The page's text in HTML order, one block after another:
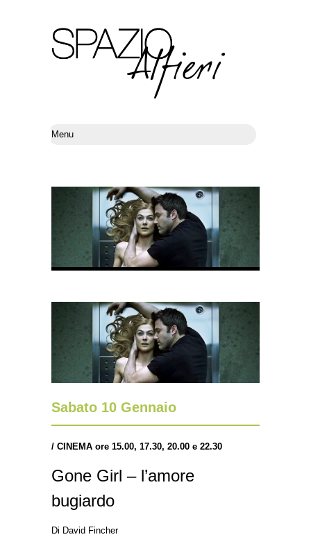
Sabato 10 Gennaio
/ CINEMA ore 15.00, 17.30, 20.00 e 22.30
Gone Girl – l’amore
bugiardo
Di David Fincher